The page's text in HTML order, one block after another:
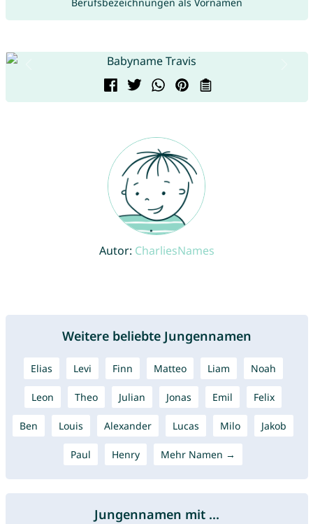
Autor: CharliesNames
Weitere beliebte Jungennamen
Elias Levi Finn Matteo Liam Noah
Leon Theo Julian Jonas Emil Felix
Ben Louis Alexander Lucas Milo Jakob
Paul Henry Mehr Namen →
Jungennamen mit ...